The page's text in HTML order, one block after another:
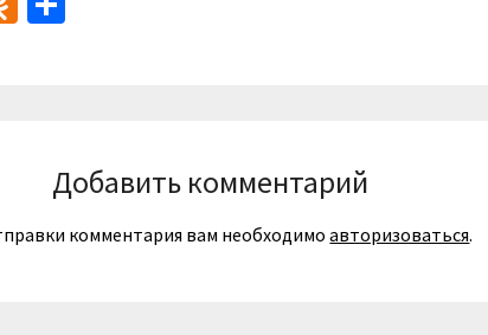
Добавить комментарий
комментария вам необходимоавторизоваться.